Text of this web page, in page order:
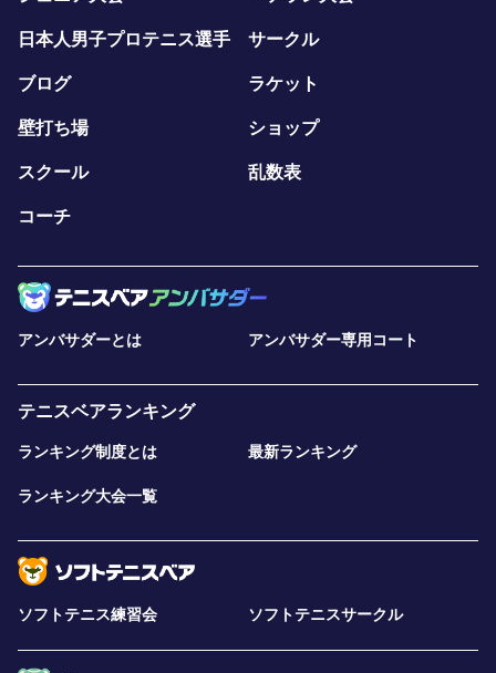
日本人男子プロテニス選手 サークル
ブログ ラケット
壁打ち場 ショップ
スクール 乱数表
コーチ
アンバサダーとは アンバサダー専用コート
テニスベアランキング
ランキング制度とは 最新ランキング
ランキング大会一覧
ソフトテニス練習会 ソフトテニスサークル